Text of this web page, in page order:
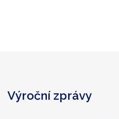
Výroční zprávy